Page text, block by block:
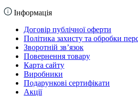
Інформація
Договір публічної оферти
Політика захисту та обробки
Зворотній зв’язок
Повернення товару
Карта сайту
Виробники
Подарункові сертифікати
Акції